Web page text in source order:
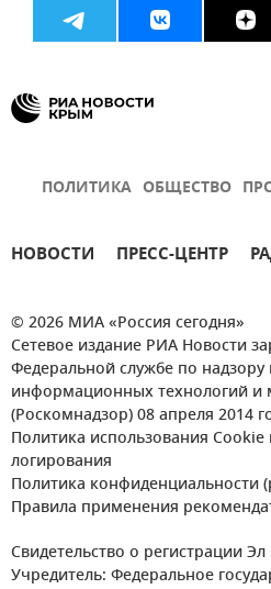
ПОЛИТИКА ОБЩЕСТВО
НОВОСТИ ПРЕСС-ЦЕНТР
© 2026 МИА «Россия сегодня»
Сетевое издание РИА Новости
Федеральной службе по надзору
информационных технологий
(Роскомнадзор) 08 апреля 2014
Политика использования Cookie
логирования
Политика конфиденциальности
Правила применения
Свидетельство о регистрации
Учредитель: Федеральное